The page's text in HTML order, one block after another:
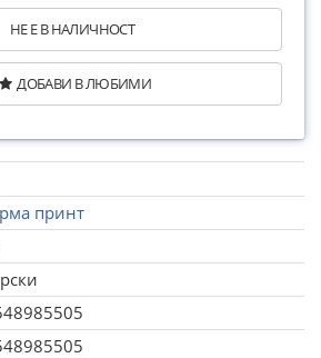
НЕ Е В НАЛИЧНОСТ
ДОБАВИ В ЛЮБИМИ
принт